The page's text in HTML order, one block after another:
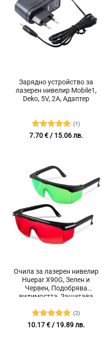
Зарядно устройство за
лазерен нивелир Mobile1,
Deko, 5V, 2A, Адаптер
Оценено с
(1)
7.70€/ 15.06 лв.
Очила за лазерен нивелир
Huepar X90G, Зелен и
Червен, Подобрява
видимостта, Защитава
Оценено с
(2)
10.17€/ 19.89 лв.